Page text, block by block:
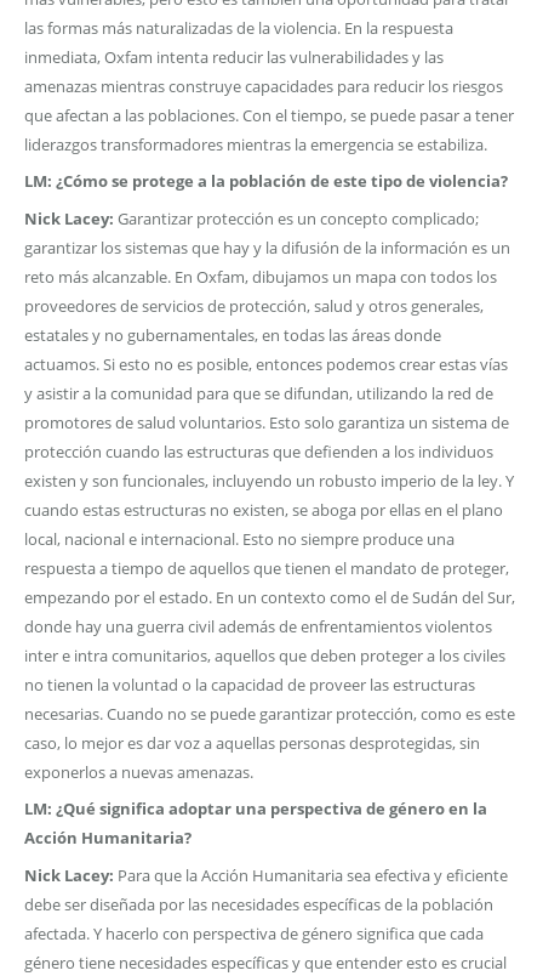
las formas más naturalizadas de la violencia. En la respuesta
inmediata, Oxfam intenta reducir las vulnerabilidades y las
amenazas mientras construye capacidades para reducir los riesgos
que afectan a las poblaciones. Con el tiempo, se puede pasar a tener
liderazgos transformadores mientras la emergencia se estabiliza.
LM: ¿Cómo se protege a la población de este tipo de violencia?
Nick Lacey: Garantizar protección es un concepto complicado;
garantizar los sistemas que hay y la difusión de la información es un
reto más alcanzable. En Oxfam, dibujamos un mapa con todos los
proveedores de servicios de protección, salud y otros generales,
estatales y no gubernamentales, en todas las áreas donde
actuamos. Si esto no es posible, entonces podemos crear estas vías
y asistir a la comunidad para que se difundan, utilizando la red de
promotores de salud voluntarios. Esto solo garantiza un sistema de
protección cuando las estructuras que defienden a los individuos
existen y son funcionales, incluyendo un robusto imperio de la ley. Y
cuando estas estructuras no existen, se aboga por ellas en el plano
local, nacional e internacional. Esto no siempre produce una
respuesta a tiempo de aquellos que tienen el mandato de proteger,
empezando por el estado. En un contexto como el de Sudán del Sur,
donde hay una guerra civil además de enfrentamientos violentos
inter e intra comunitarios, aquellos que deben proteger a los civiles
no tienen la voluntad o la capacidad de proveer las estructuras
necesarias. Cuando no se puede garantizar protección, como es este
caso, lo mejor es dar voz a aquellas personas desprotegidas, sin
exponerlos a nuevas amenazas.
LM: ¿Qué significa adoptar una perspectiva de género en la
Acción Humanitaria?
Nick Lacey: Para que la Acción Humanitaria sea efectiva y eficiente
debe ser diseñada por las necesidades específicas de la población
afectada. Y hacerlo con perspectiva de género significa que cada
género tiene necesidades específicas y que entender esto es crucial